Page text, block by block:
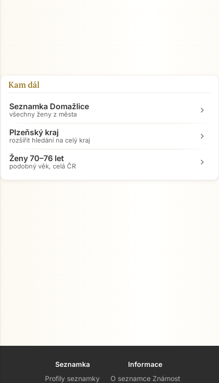
Kam dál
Seznamka Domažlice
všechny ženy z města chevron_right
Plzeňský kraj
rozšířit hledání na celý kraj chevron_right
Ženy 70–76 let
podobný věk, celá ČR chevron_right
Seznamka
Profily seznamky
Informace
O seznamce Známost